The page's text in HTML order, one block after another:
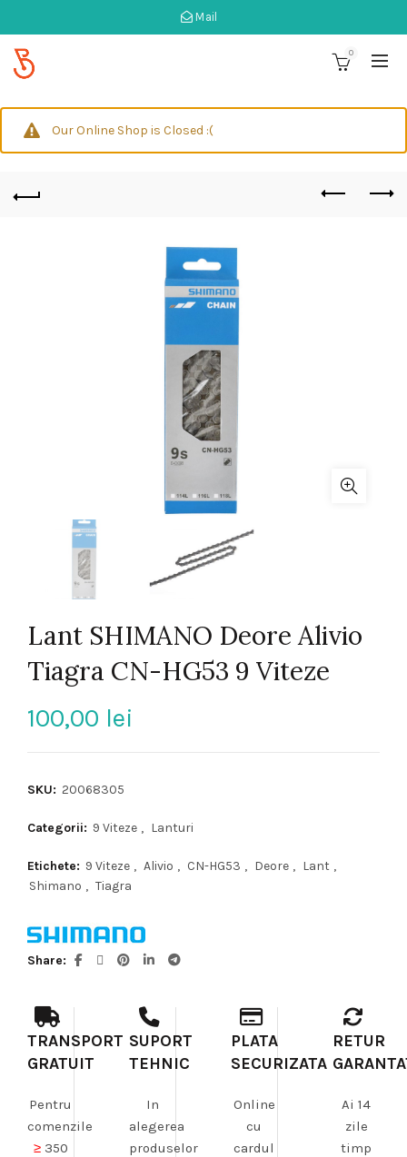
Mail
0
Our Online Shop is Closed :(
Lant SHIMANO Deore Alivio
Tiagra CN-HG53 9 Viteze
100,00 lei
SKU: 20068305
Categorii: 9 Viteze , Lanturi
Etichete: 9 Viteze , Alivio , CN-HG53 , Deore , Lant ,
Shimano , Tiagra
Share
TRANSPORT
GRATUIT
Pentru
comenzile
≥350
SUPORT
TEHNIC
In
alegerea
produselor
PLATA
SECURIZATA
Online
cu
cardul
RETUR
Ai 14
zile
timp